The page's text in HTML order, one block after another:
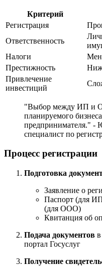
Критерий
Регистрация
Ответственность
Налоги
Престижность
Привлечение
инвестиций
"Выбор между ИП и
планируемого
предпринимателя." -
специалист по
Процесс регистрации
Подготовка
Заявление о
Паспорт (для
(для ООО)
Квитанция об
Подача документов
портал Госуслуг
Получение